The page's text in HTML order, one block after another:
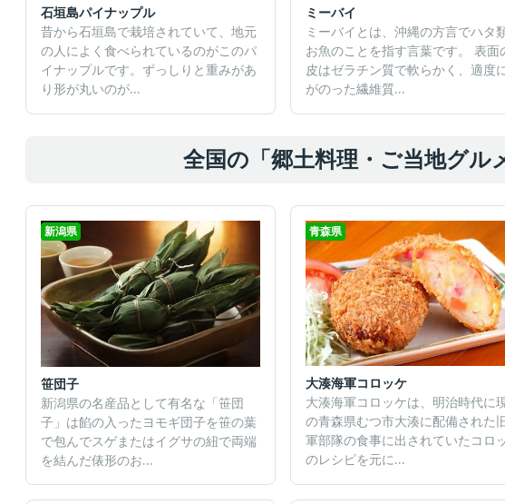
石垣島パイナップル
昔から石垣島で栽培されていて、地元
の人によく食べられているのがこのパ
イナップルです。ずっしりと重みがあ
り形が丸いのが...
ミーバイ
ミーバイとは、沖縄の方言でハタ
お魚のことを指す言葉です。 表面
皮はゼラチン質で軟らかく、適度
がのった繊維質...
全国の「郷土料理・ご当地グル
新潟県
笹団子
新潟県の名産品として有名な「笹団
子」は餡の入ったヨモギ団子を笹の葉
で包んでスゲまたはイグサの紐で両端
を結んだ俵形のお...
青森県
大湊海軍コロッケ
大湊海軍コロッケは、明治時代に
の青森県むつ市大湊に配備された
軍部隊の食事に出されていたコロ
のレシピを元に...